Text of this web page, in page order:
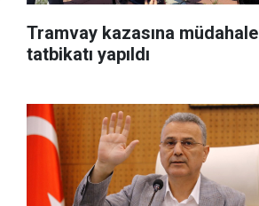
Tramvay kazasına müdahale
tatbikatı yapıldı